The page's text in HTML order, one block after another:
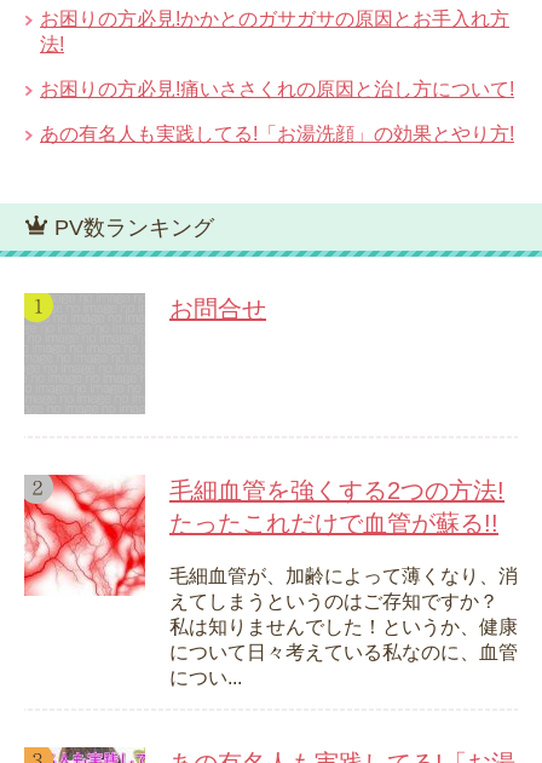
お困りの方必見!かかとのガサガサの原因とお手入れ方
法!
お困りの方必見!痛いささくれの原因と治し方について!
あの有名人も実践してる!「お湯洗顔」の効果とやり方!
PV数ランキング
お問合せ
毛細血管を強くする2つの方法!
たったこれだけで血管が蘇る!!
毛細血管が、加齢によって薄くなり、消
えてしまうというのはご存知ですか？
私は知りませんでした！というか、健康
について日々考えている私なのに、血管
につい...